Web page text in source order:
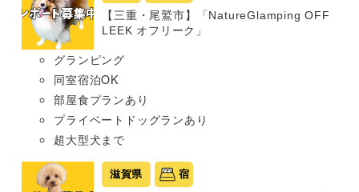
【三重・尾鷲市】「NatureGlamping OFF
LEEK オフリーク」
グランピング
同室宿泊OK
部屋食プランあり
プライベートドッグランあり
超大型犬まで
滋賀県 宿